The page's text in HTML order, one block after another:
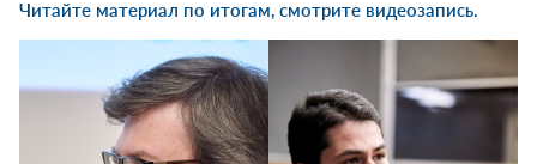
Читайте материал по итогам, смотрите видеозапись.